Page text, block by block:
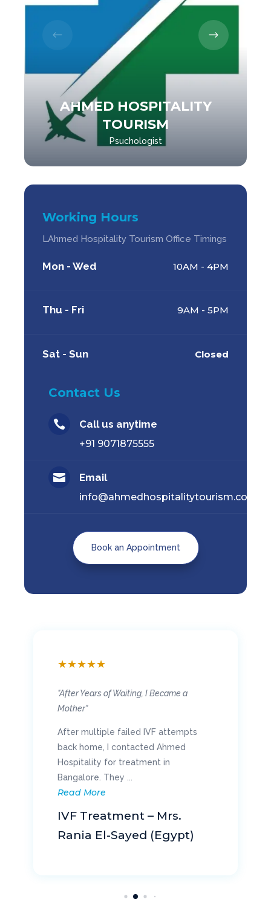
AHMED HOSPITALITY
TOURISM
Psuchologist
Working Hours
LAhmed Hospitality Tourism Office Timings
Mon - Wed 10AM - 4PM
Thu - Fri 9AM - 5PM
Sat - Sun Closed
Contact Us
 Call us anytime
+91 9071875555
 Email
info@ahmedhospitalitytourism.com
Book an Appointment
★★★★★
"Walking Again Without Pain"
life difficult, and surgery in Oman was
too expensive. I opted for knee
replacement ...
Read More
Knee Replacement – Mr.
Khalid Al-Najjar (Oman)